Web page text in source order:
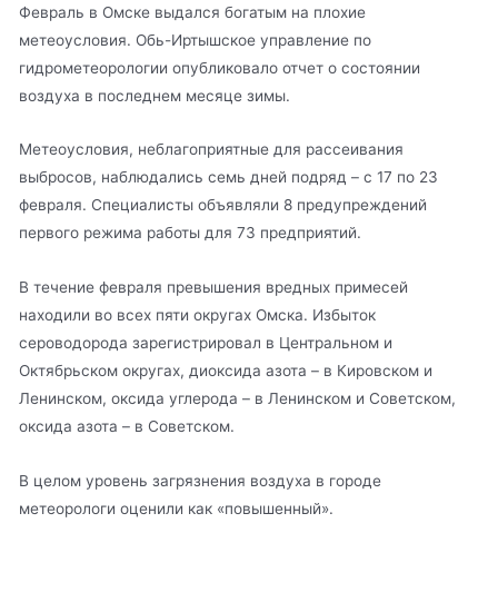
Февраль в Омске выдался богатым на плохие
метеоусловия. Обь-Иртышское управление по
гидрометеорологии опубликовало отчет о состоянии
воздуха в последнем месяце зимы.
Метеоусловия, неблагоприятные для рассеивания
выбросов, наблюдались семь дней подряд – с 17 по 23
февраля. Специалисты объявляли 8 предупреждений
первого режима работы для 73 предприятий.
В течение февраля превышения вредных примесей
находили во всех пяти округах Омска. Избыток
сероводорода зарегистрировал в Центральном и
Октябрьском округах, диоксида азота – в Кировском и
Ленинском, оксида углерода – в Ленинском и Советском,
оксида азота – в Советском.
В целом уровень загрязнения воздуха в городе
метеорологи оценили как «повышенный».